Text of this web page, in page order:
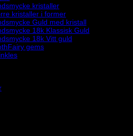
kristaller
kristaller i former
Guld med kristall
18k Klassisk Guld
18k Vitt guld
gems